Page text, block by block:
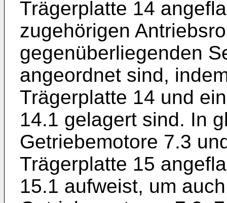
Trägerplatte 14
zugehörigen
gegenüberliegenden
angeordnet sind,
Trägerplatte 14 und
14.1 gelagert sind. In
Getriebemotore 7.3
Trägerplatte 15
15.1 aufweist, um